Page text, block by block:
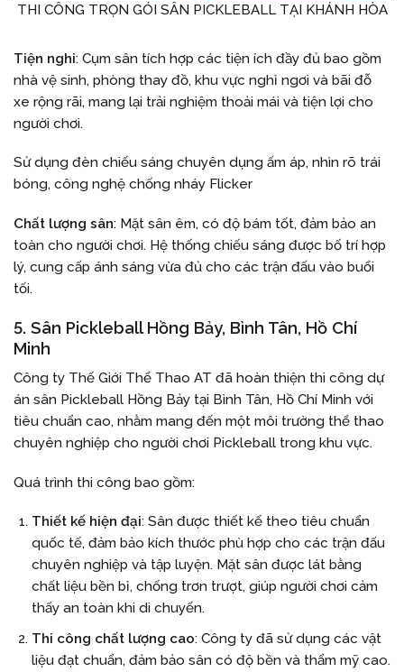
THI CÔNG TRỌN GÓI SÂN PICKLEBALL TẠI KHÁNH HÒA
Tiện nghi: Cụm sân tích hợp các tiện ích đầy đủ bao gồm
nhà vệ sinh, phòng thay đồ, khu vực nghỉ ngơi và bãi đỗ
xe rộng rãi, mang lại trải nghiệm thoải mái và tiện lợi cho
người chơi.
Sử dụng đèn chiếu sáng chuyên dụng ấm áp, nhìn rõ trái
bóng, công nghệ chống nháy Flicker
Chất lượng sân: Mặt sân êm, có độ bám tốt, đảm bảo an
toàn cho người chơi. Hệ thống chiếu sáng được bố trí hợp
lý, cung cấp ánh sáng vừa đủ cho các trận đấu vào buổi
tối.
5. Sân Pickleball Hồng Bảy, Bình Tân, Hồ Chí
Minh
Công ty Thế Giới Thể Thao AT đã hoàn thiện thi công dự
án sân Pickleball Hồng Bảy tại Bình Tân, Hồ Chí Minh với
tiêu chuẩn cao, nhằm mang đến một môi trường thể thao
chuyên nghiệp cho người chơi Pickleball trong khu vực.
Quá trình thi công bao gồm:
Thiết kế hiện đại: Sân được thiết kế theo tiêu chuẩn
quốc tế, đảm bảo kích thước phù hợp cho các trận đấu
chuyên nghiệp và tập luyện. Mặt sân được lát bằng
chất liệu bền bỉ, chống trơn trượt, giúp người chơi cảm
thấy an toàn khi di chuyển.
Thi công chất lượng cao: Công ty đã sử dụng các vật
liệu đạt chuẩn, đảm bảo sân có độ bền và thẩm mỹ cao.